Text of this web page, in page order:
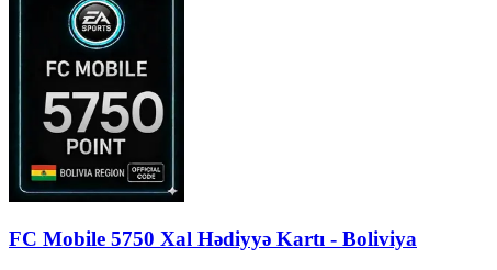
FC Mobile 5750 Xal Hədiyyə Kartı - Boliviya